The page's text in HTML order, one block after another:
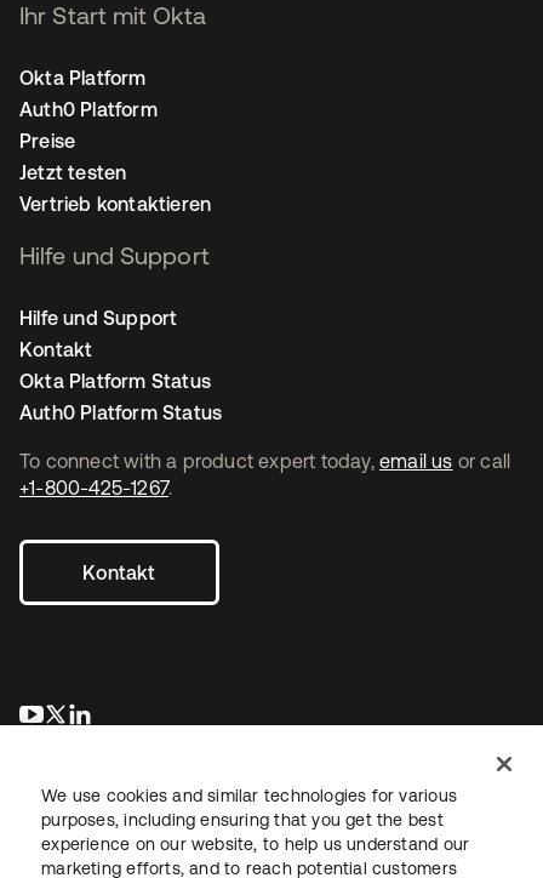
To connect with a product expert today, email us or call
+1-800-425-1267.
Kontakt
wird in einer neuen Registerkarte geöffnet
wird in einer neuen Registerkarte geöffnet
Ihr Start mit Okta
Okta Platform
Auth0 Platform
Preise
Jetzt testen
Vertrieb kontaktieren
Hilfe und Support
Hilfe und Support
Kontakt
Okta Platform Status
Auth0 Platform Status
We use cookies and similar technologies for various
purposes, including ensuring that you get the best
experience on our website, to help us understand our
marketing efforts, and to reach potential customers